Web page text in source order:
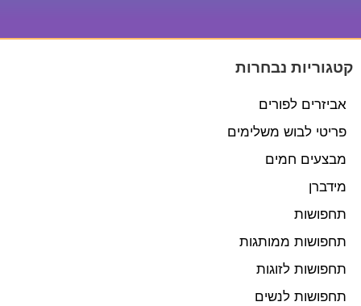
קטגוריות נבחרות
אביזרים לפורים
פריטי לבוש משלימים
מבצעים חמים
מידברן
תחפושות
תחפושות ממותגות
תחפושות לזוגות
תחפושות לנשים